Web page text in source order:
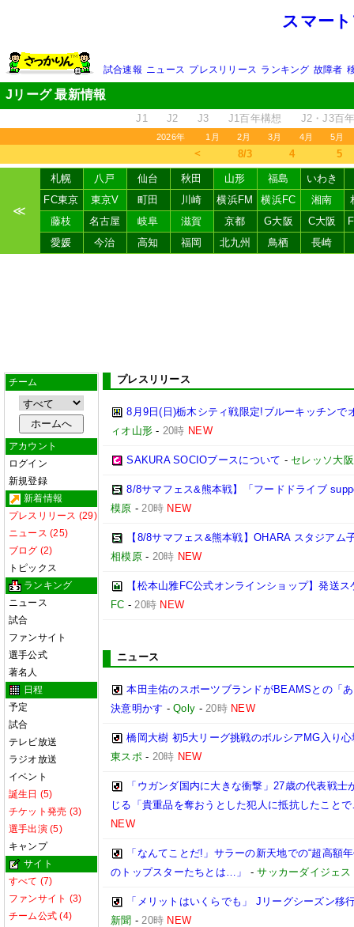
スマー
試合速報 ニュース プレスリリース ランキング 故障者
Jリーグ 最新情報
J1 J2 J3 J1百年構想 J2・J3百
2026年 1月 2月 3月 4月 5月
＜ 8/3 4 5
≪
札幌 八戸 仙台 秋田 山形 福島
いわき
FC東京
東京V 町田 川崎 横浜FM 横浜FC 湘南
藤枝
名古屋 岐阜 滋賀 京都 G大阪 C大阪
愛媛
今治 高知 福岡 北九州 鳥栖 長崎
チーム
アカウント
ログイン
新規登録
新着情報
プレスリリース (29)
ニュース (25)
ブログ (2)
トピックス
ランキング
ニュース
試合
ファンサイト
選手公式
著名人
日程
予定
試合
テレビ放送
ラジオ放送
イベント
誕生日 (5)
チケット発売 (3)
選手出演 (5)
キャンプ
サイト
すべて (7)
ファンサイト (3)
チーム公式 (4)
プレスリリース
8月9日(日)栃木シティ戦限定!ブルーキッチンで
ィオ山形 - 20時 NEW
SAKURA SOCIOブースについて - セレッソ大阪
8/8サマフェス&熊本戦】「フードドライブ
模原 -20時 NEW
【8/8サマフェス&熊本戦】OHARA スタジア
相模原- 20時 NEW
【松本山雅FC公式オンラインショップ】発送
FC -20時 NEW
ニュース
本田圭佑のスポーツブランドがBEAMSとの「
決意明かす -Qoly -20時 NEW
橋岡大樹 初5大リーグ挑戦のボルシアMG入り
東スポ- 20時 NEW
「ウガンダ国内に大きな衝撃」27歳の代表戦
じる「貴重品を奪おうとした犯人に抵抗したこと
NEW
「なんてことだ!」サラーの新天地での“超高額
のトップスターたちとは…」
-サッカーダイジェ
「メリットはいくらでも」 Jリーグシーズン移
新聞 -20時 NEW